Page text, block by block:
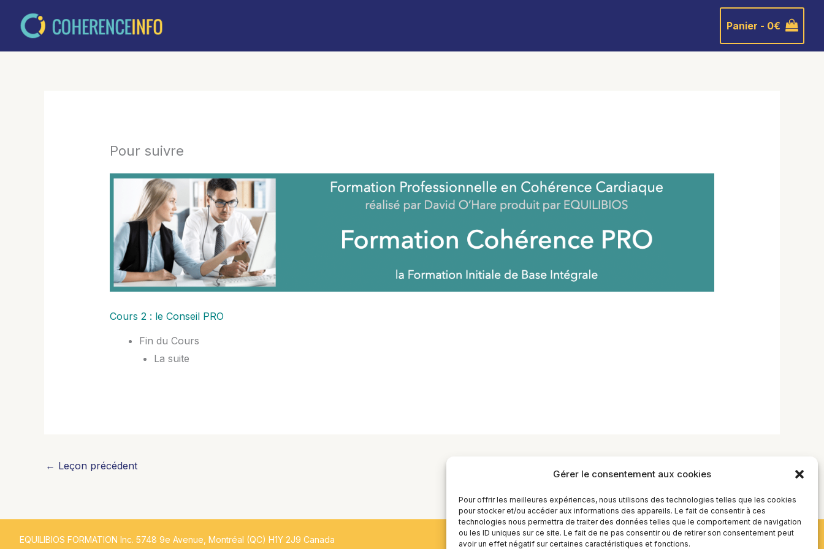
Gérer le consentement aux cookies
Pour offrir les meilleures expériences, nous utilisons des technologies telles que les cookies
pour stocker et/ou accéder aux informations des appareils. Le fait de consentir à ces
technologies nous permettra de traiter des données telles que le comportement de navigation
ou les ID uniques sur ce site. Le fait de ne pas consentir ou de retirer son consentement peut
avoir un effet négatif sur certaines caractéristiques et fonctions.
Panier - 0€
Pour suivre
Cours 2 : le Conseil PRO
Fin du Cours
La suite
← Leçon précédent
EQUILIBIOS FORMATION Inc. 5748 9e Avenue, Montréal (QC) H1Y 2J9 Canada